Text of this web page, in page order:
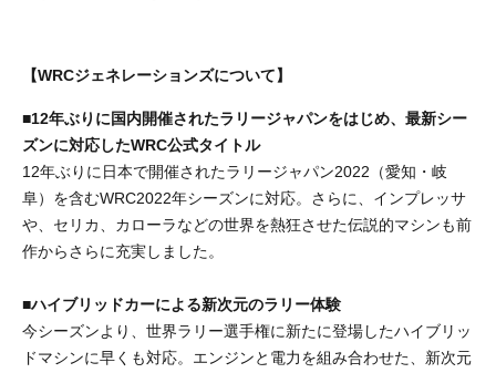
【WRCジェネレーションズについて】
■12年ぶりに国内開催されたラリージャパンをはじめ、最新シー
ズンに対応したWRC公式タイトル
12年ぶりに日本で開催されたラリージャパン2022（愛知・岐
阜）を含むWRC2022年シーズンに対応。さらに、インプレッサ
や、セリカ、カローラなどの世界を熱狂させた伝説的マシンも前
作からさらに充実しました。
■ハイブリッドカーによる新次元のラリー体験
今シーズンより、世界ラリー選手権に新たに登場したハイブリッ
ドマシンに早くも対応。エンジンと電力を組み合わせた、新次元